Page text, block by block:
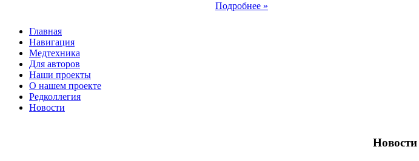
Подробнее »
Главная
Навигация
Медтехника
Для авторов
Наши проекты
О нашем проекте
Редколлегия
Новости
Новости